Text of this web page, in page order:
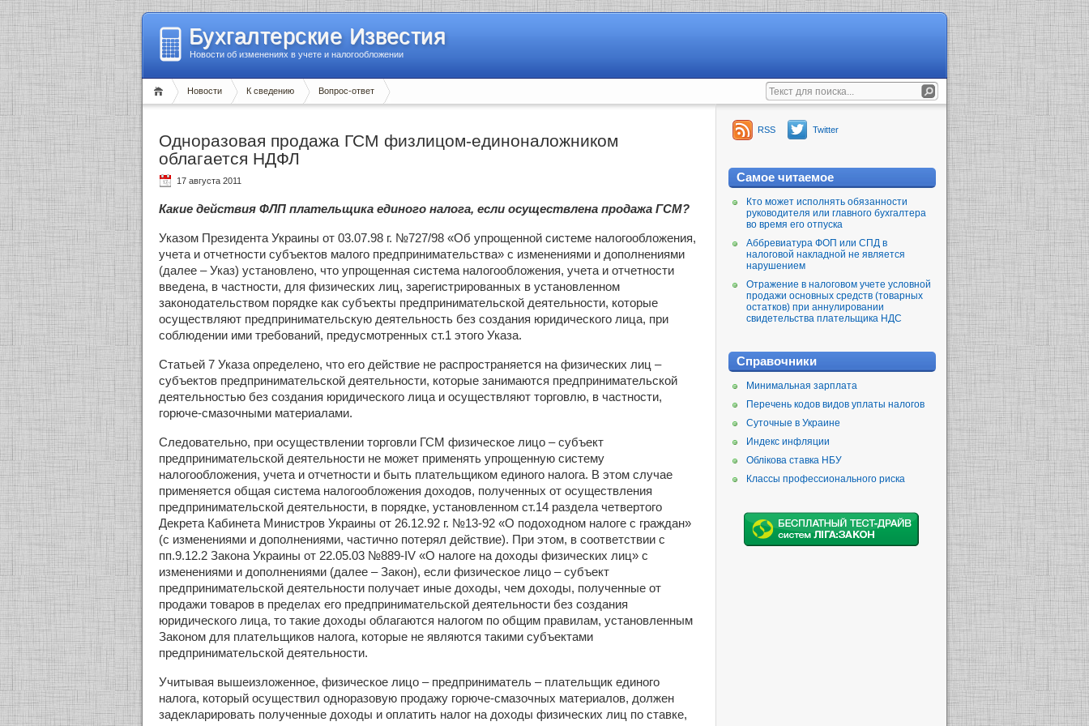
Бухгалтерские Известия
Новости об изменениях в учете и налогообложении
Новости К сведению Вопрос-ответ
Одноразовая продажа ГСМ физлицом-единоналожником
облагается НДФЛ
17 августа 2011
Какие действия ФЛП плательщика единого налога, если осуществлена продажа ГСМ?
Указом Президента Украины от 03.07.98 г. №727/98 «Об упрощенной системе налогообложения,
учета и отчетности субъектов малого предпринимательства» с изменениями и дополнениями
(далее –Указ) установлено, что упрощенная система налогообложения, учета и отчетности
введена, в частности, для физических лиц, зарегистрированных в установленном
законодательством порядке как субъекты предпринимательской деятельности, которые
осуществляют предпринимательскую деятельность без создания юридического лица, при
соблюдении ими требований, предусмотренных ст.1 этого Указа.
Статьей 7 Указа определено, что его действие не распространяется на физических лиц –
субъектов предпринимательской деятельности, которые занимаются предпринимательской
деятельностью без создания юридического лица и осуществляют торговлю, в частности,
горюче-смазочными материалами.
Следовательно, при осуществлении торговли ГСМ физическое лицо – субъект
предпринимательской деятельности не может применять упрощенную систему
налогообложения, учета и отчетности и быть плательщиком единого налога. В этом случае
применяется общая система налогообложения доходов, полученных от осуществления
предпринимательской деятельности, в порядке, установленном ст.14 раздела четвертого
Декрета Кабинета Министров Украины от 26.12.92 г. №13-92 «О подоходном налоге с граждан»
(с изменениями и дополнениями, частично потерял действие). При этом, в соответствии с
пп.9.12.2 Закона Украины от 22.05.03 №889-IV «О налоге на доходы физических лиц» с
изменениями и дополнениями (далее – Закон), если физическое лицо – субъект
предпринимательской деятельности получает иные доходы, чем доходы, полученные от
продажи товаров в пределах его предпринимательской деятельности без создания
юридического лица, то такие доходы облагаются налогом по общим правилам, установленным
Законом для плательщиков налога, которые не являются такими субъектами
предпринимательской деятельности.
Учитывая вышеизложенное, физическое лицо – предприниматель – плательщик единого
налога, который осуществил одноразовую продажу горюче-смазочных материалов, должен
задекларировать полученные доходы и оплатить налог на доходы физических лиц по ставке,
RSS Twitter
Самое читаемое
Кто может исполнять обязанности
руководителя или главного бухгалтера
во время его отпуска
Аббревиатура ФОП или СПД в
налоговой накладной не является
нарушением
Отражение в налоговом учете условной
продажи основных средств (товарных
остатков) при аннулировании
свидетельства плательщика НДС
Справочники
Минимальная зарплата
Перечень кодов видов уплаты налогов
Суточные в Украине
Индекс инфляции
Облікова ставка НБУ
Классы профессионального риска